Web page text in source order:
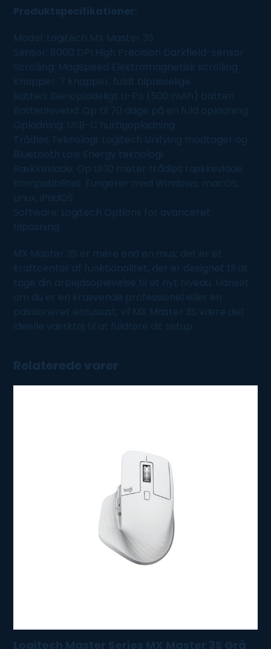
Produktspecifikationer:
Model: Logitech MX Master 3S
Sensor: 8000 DPI High Precision Darkfield-sensor
Scrolling: MagSpeed Elektromagnetisk scrolling
Knapper: 7 knapper, fuldt tilpasselige
Batteri: Genopladeligt Li-Po (500 mAh) batteri
Batterilevetid: Op til 70 dage på en fuld opladning
Opladning: USB-C hurtigopladning
Trådløs Teknologi: Logitech Unifying modtager og
Bluetooth Low Energy teknologi
Rækkevidde: Op til 10 meter trådløs rækkevidde
Kompatibilitet: Fungerer med Windows, macOS,
Linux, iPadOS
Software: Logitech Options for avanceret
tilpasning
MX Master 3S er mere end en mus; det er et
kraftcenter af funktionalitet, der er designet til at
tage din arbejdsoplevelse til et nyt niveau. Uanset
om du er en krævende professionel eller en
passioneret entusiast, vil MX Master 3S være det
ideelle værktøj til at fuldføre dit setup.
Relaterede varer
Logitech Master Series MX Master 3S Grå